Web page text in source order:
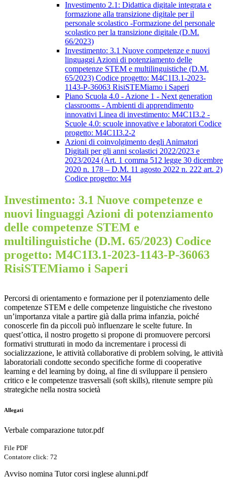
Investimento 2.1: Didattica digitale integrata e
formazione alla transizione digitale per il
personale scolastico -Formazione del personale
scolastico per la transizione digitale (D.M.
66/2023)
Investimento: 3.1 Nuove competenze e nuovi
linguaggi Azioni di potenziamento delle
competenze STEM e multilinguistiche (D.M.
65/2023) Codice progetto: M4C1I3.1-2023-
1143-P-36063 RisiSTEMiamo i Saperi
Piano Scuola 4.0 - Azione 1 - Next generation
classrooms - Ambienti di apprendimento
innovativi Linea di investimento: M4C1I3.2 -
Scuole 4.0: scuole innovative e laboratori Codice
progetto: M4C1I3.2-2
Azioni di coinvolgimento degli Animatori
Digitali per gli anni scolastici 2022/2023 e
2023/2024 (Art. 1 comma 512 legge 30 dicembre
2020 n. 178 – D.M. 11 agosto 2022 n. 222 art. 2)
Codice progetto: M4
Investimento: 3.1 Nuove competenze e
nuovi linguaggi Azioni di potenziamento
delle competenze STEM e
multilinguistiche (D.M. 65/2023) Codice
progetto: M4C1I3.1-2023-1143-P-36063
RisiSTEMiamo i Saperi
Percorsi di orientamento e formazione per il potenziamento delle
competenze STEM e delle competenze linguistiche che rivestono
un’importanza vitale a partire già dalla prima infanzia, poiché
conoscerle fin da piccoli può influenzare le scelte future. In
quest’ottica, il nostro progetto si propone di promuovere percorsi
formativi strutturati in modo da incrementare i processi di
socializzazione, le attività collaborative di problem solving, le attività
laboratoriali condotte secondo specifiche forme di cooperative
learning e del learning by doing, al fine di sviluppare il pensiero
critico e le competenze trasversali (soft skills), ritenute sempre più
strategiche nella nostra società
Allegati
Verbale comparazione tutor.pdf
File PDF
Contatore click: 72
Avviso nomina Tutor corsi inglese alunni.pdf